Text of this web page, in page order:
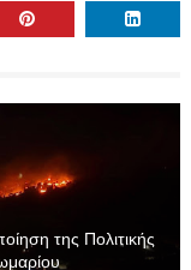
της Πολιτικής